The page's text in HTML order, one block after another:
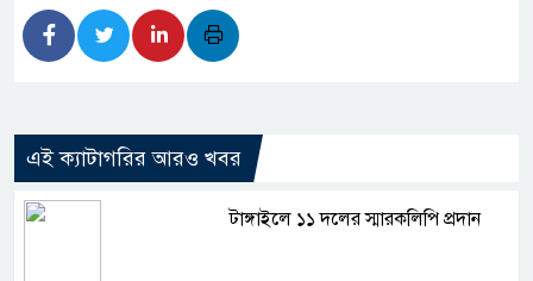
এই ক্যাটাগরির আরও খবর
টাঙ্গাইলে ১১ দলের স্মারকলিপি প্রদান